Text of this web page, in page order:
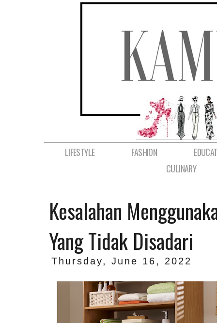
LIFESTYLE FASHION
CULINARY
Kesalahan
Yang Tidak Disadari
Thursday, June 16, 2022